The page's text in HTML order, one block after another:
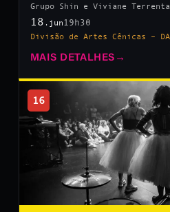
Grupo Shin e Viviane
18 .jun 19h30
Divisão de Artes Cênicas –
MAIS DETALHES →
16